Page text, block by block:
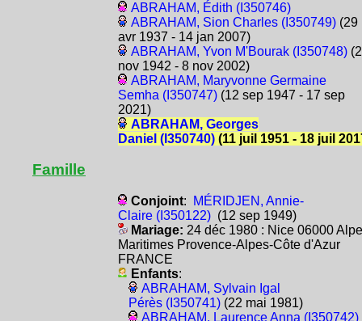
ABRAHAM, Édith (I350746)
ABRAHAM, Sion Charles (I350749)(29
avr 1937 - 14 jan 2007)
ABRAHAM, Yvon M'Bourak (I350748)
nov 1942 - 8 nov 2002)
ABRAHAM, Maryvonne Germaine
Semha (I350747)(12 sep 1947 - 17 sep
2021)
ABRAHAM, Georges
Daniel (I350740)(11 juil 1951 - 18 juil
Famille
Conjoint:
MÉRIDJEN, Annie-
Claire (I350122)(12 sep 1949)
Mariage: 24 déc 1980 : Nice 06000
Maritimes Provence-Alpes-Côte d'Azur
FRANCE
Enfants:
ABRAHAM, Sylvain Igal
Pérès (I350741)(22 mai 1981)
ABRAHAM, Laurence Anna (I350742)